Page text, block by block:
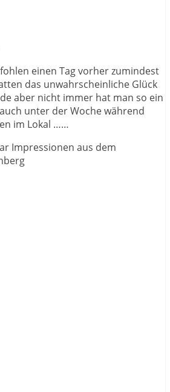
einen Tag vorher zumindest
das unwahrscheinliche Glück
aber nicht immer hat man so ein
unter der Woche während
im Lokal ……
Impressionen aus dem